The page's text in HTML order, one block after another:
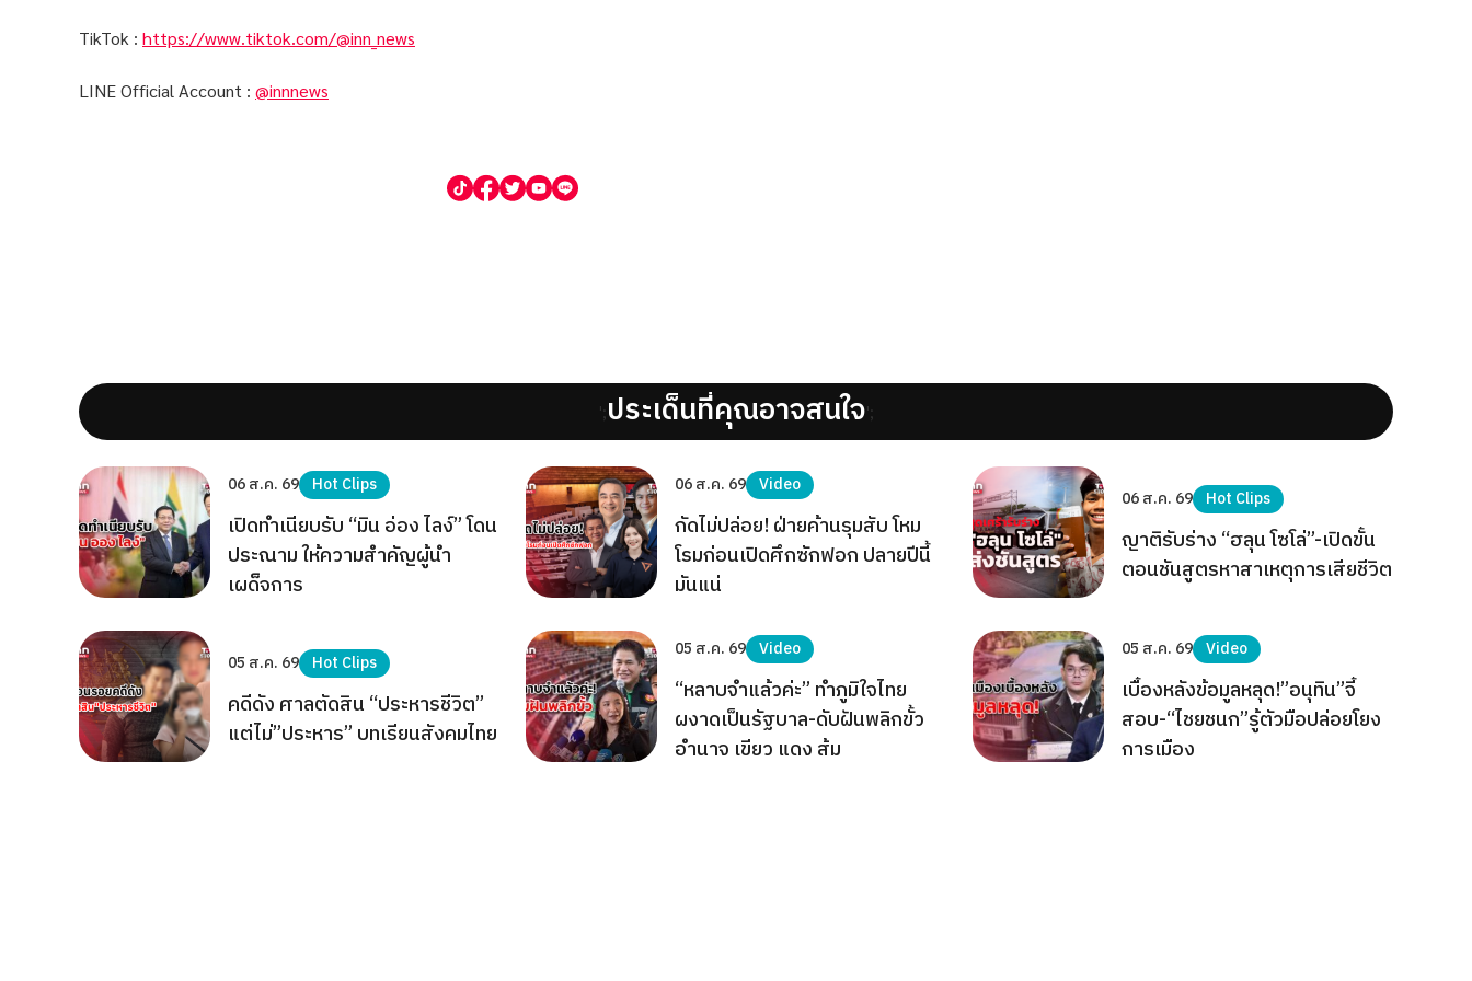
TikTok : https://www.tiktok.com/@inn_news
LINE Official Account : @innnews
';ประเด็นที่คุณอาจสนใจ';
06 ส.ค. 69 Hot Clips
เปิดทำเนียบรับ “มิน อ่อง ไลง์” โดน
ประณาม ให้ความสำคัญผู้นำ
เผด็จการ
06 ส.ค. 69 Video
กัดไม่ปล่อย! ฝ่ายค้านรุมสับ โหม
โรมก่อนเปิดศึกซักฟอก ปลายปีนี้
มันแน่
06 ส.ค. 69 Hot Clips
ญาติรับร่าง “ฮลุน โซโล่”-เปิดขั้น
ตอนชันสูตรหาสาเหตุการเสียชีวิต
05 ส.ค. 69 Hot Clips
คดีดัง ศาลตัดสิน “ประหารชีวิต”
แต่ไม่”ประหาร” บทเรียนสังคมไทย
05 ส.ค. 69 Video
“หลาบจำแล้วค่ะ” ทำภูมิใจไทย
ผงาดเป็นรัฐบาล-ดับฝันพลิกขั้ว
อำนาจ เขียว แดง ส้ม
05 ส.ค. 69 Video
เบื้องหลังข้อมูลหลุด!”อนุทิน”จี้
สอบ-“ไชยชนก”รู้ตัวมือปล่อยโยง
การเมือง